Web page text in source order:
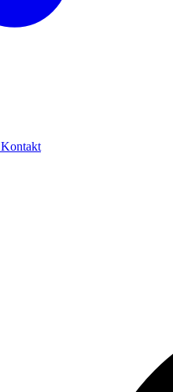
Kontakt